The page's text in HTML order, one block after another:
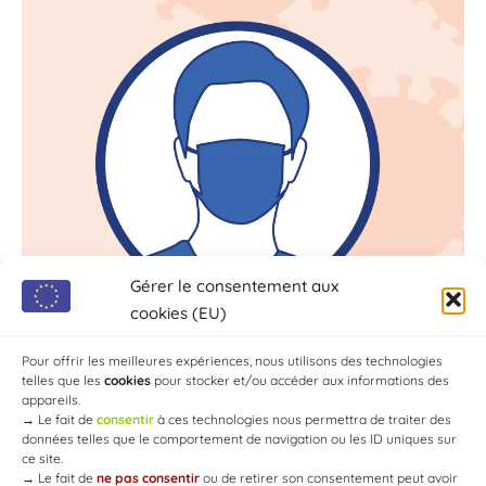
Gérer le consentement aux
cookies (EU)
Pour offrir les meilleures expériences, nous utilisons des technologies
telles que les cookies pour stocker et/ou accéder aux informations des
appareils.
→ Le fait de consentir à ces technologies nous permettra de traiter des
données telles que le comportement de navigation ou les ID uniques sur
ce site.
→ Le fait de ne pas consentir ou de retirer son consentement peut avoir